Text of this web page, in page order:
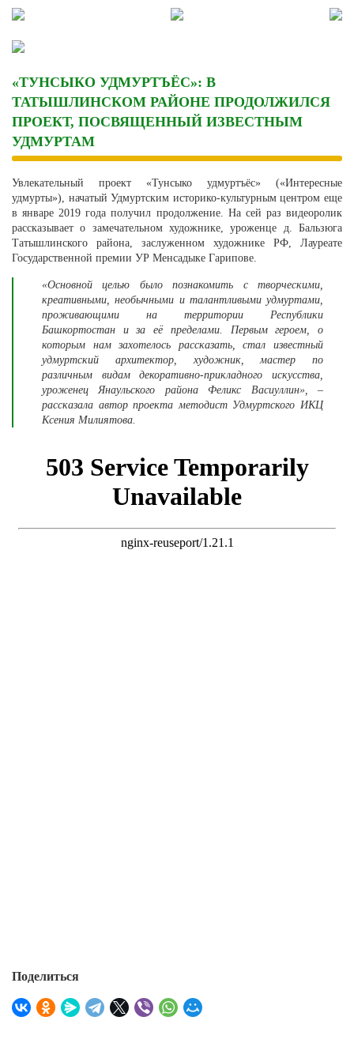
Skip
content
«ТУНСЫКО УДМУРТЪЁС»: В
ТАТЫШЛИНСКОМ РАЙОНЕ ПРОДОЛЖИЛСЯ
ПРОЕКТ, ПОСВЯЩЕННЫЙ ИЗВЕСТНЫМ
УДМУРТАМ
Увлекательный проект «Тунсыко удмуртъёс» («Интересные
удмурты»), начатый Удмуртским историко-культурным центром еще
в январе 2019 года получил продолжение. На сей раз видеоролик
рассказывает о замечательном художнике, уроженце д. Бальзюга
Татышлинского района, заслуженном художнике РФ, Лауреате
Государственной премии УР Менсадыке Гарипове.
«Основной целью было познакомить с творческими,
креативными, необычными и талантливыми удмуртами,
проживающими на территории Республики
Башкортостан и за её пределами. Первым героем, о
которым нам захотелось рассказать, стал известный
удмуртский архитектор, художник, мастер по
различным видам декоративно-прикладного искусства,
уроженец Янаульского района Феликс Васиуллин», –
рассказала автор проекта методист Удмуртского ИКЦ
Ксения Милиятова.
Поделиться